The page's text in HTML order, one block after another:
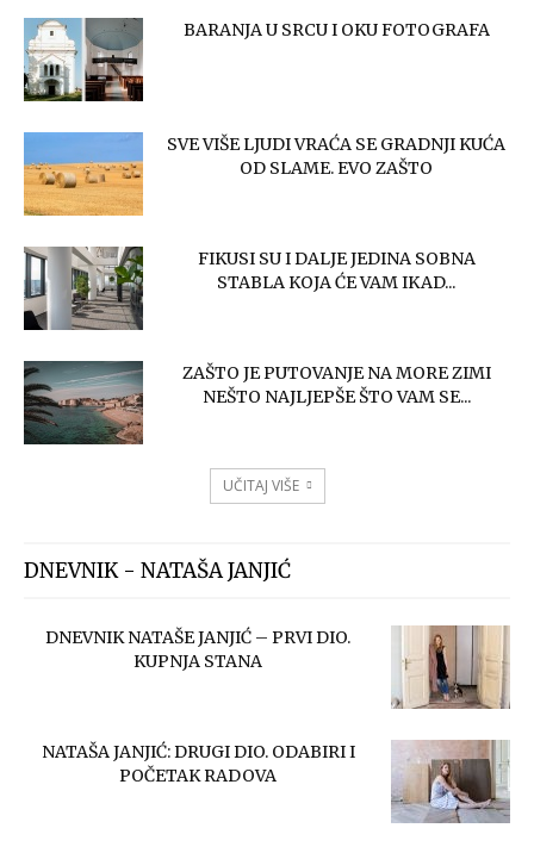
BARANJA U SRCU I OKU FOTOGRAFA
SVE VIŠE LJUDI VRAĆA SE GRADNJI KUĆA
OD SLAME. EVO ZAŠTO
FIKUSI SU I DALJE JEDINA SOBNA
STABLA KOJA ĆE VAM IKAD...
ZAŠTO JE PUTOVANJE NA MORE ZIMI
NEŠTO NAJLJEPŠE ŠTO VAM SE...
UČITAJ VIŠE
DNEVNIK - NATAŠA JANJIĆ
DNEVNIK NATAŠE JANJIĆ – PRVI DIO.
KUPNJA STANA
NATAŠA JANJIĆ: DRUGI DIO. ODABIRI I
POČETAK RADOVA